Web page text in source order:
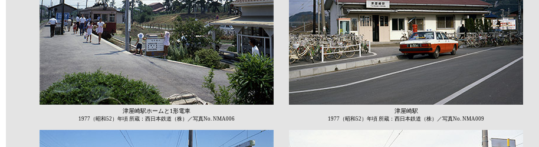
津屋崎駅ホームと1形電車
1977（昭和52）年頃 所蔵：西日本鉄道（株）／写真No. NMA006
津屋崎駅
1977（昭和52）年頃 所蔵：西日本鉄道（株）／写真No. NMA009